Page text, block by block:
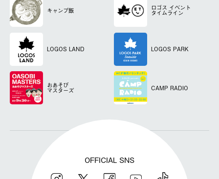
キャンプ飯 ロゴス イベント
タイムライン
LOGOS LAND LOGOS PARK
おあそび
マスターズ CAMP RADIO
OFFICIAL SNS